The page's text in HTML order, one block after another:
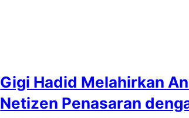
Gigi Hadid Melahirkan
Netizen Penasaran